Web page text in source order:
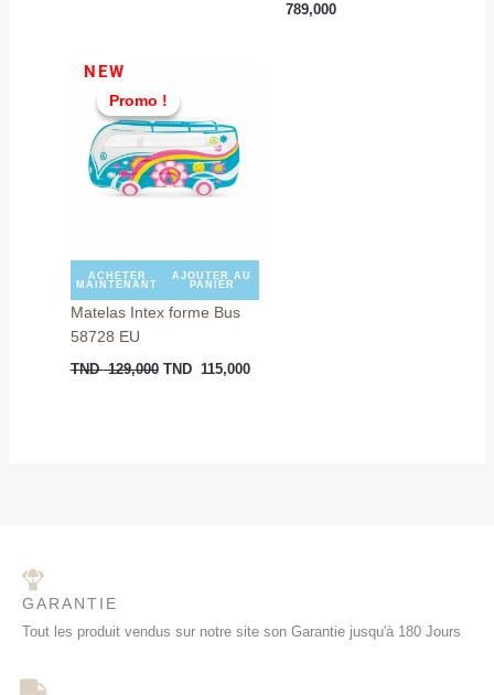
789,000
Promo !
NEW
Promo !
ACHETER
MAINTENANT
AJOUTER AU
PANIER
Matelas Intex forme Bus
58728 EU
TND129,000
initial
était :
TND
129,000.
TND 115,000
GARANTIE
Tout les produit vendus sur notre site son Garantie jusqu'à 180 Jours